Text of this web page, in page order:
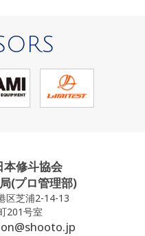
本修斗協会
(プロ管理部)
区芝浦2-14-13
201号室